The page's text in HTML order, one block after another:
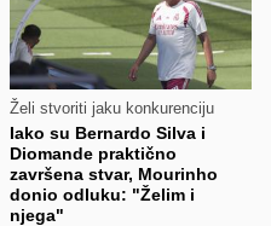
Želi stvoriti jaku konkurenciju
Iako su Bernardo Silva i
Diomande praktično
završena stvar, Mourinho
donio odluku: "Želim i
njega"